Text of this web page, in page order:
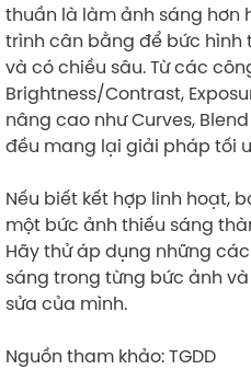
thuần là làm ảnh sáng hơn
trình cân bằng để bức hình
và có chiều sâu. Từ các
Brightness/Contrast,
nâng cao như Curves,
đều mang lại giải pháp tối
Nếu biết kết hợp linh hoạt,
một bức ảnh thiếu sáng
Hãy thử áp dụng những
sáng trong từng bức ảnh
sửa của mình.
Nguồn tham khảo: TGDD